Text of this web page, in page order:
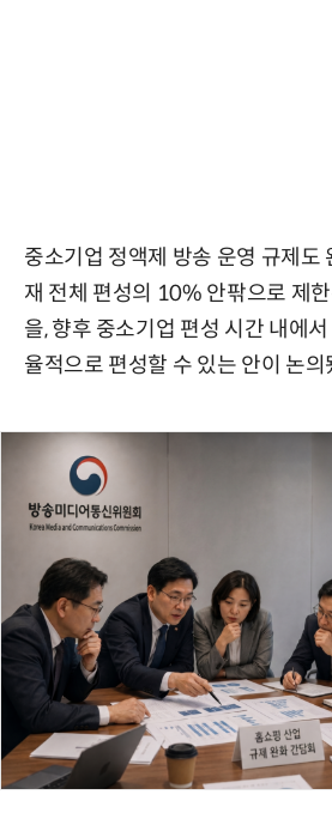
중소기업 정액제 방송 운영 규제도
재 전체 편성의 10% 안팎으로 제
을, 향후 중소기업 편성 시간 내에
율적으로 편성할 수 있는 안이 논의